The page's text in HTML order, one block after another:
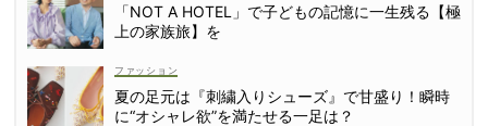
「NOT A HOTEL」で子どもの記憶に一生残る【極
上の家族旅】を
ファッション
夏の足元は『刺繍入りシューズ』で甘盛り！瞬時
に“オシャレ欲”を満たせる一足は？